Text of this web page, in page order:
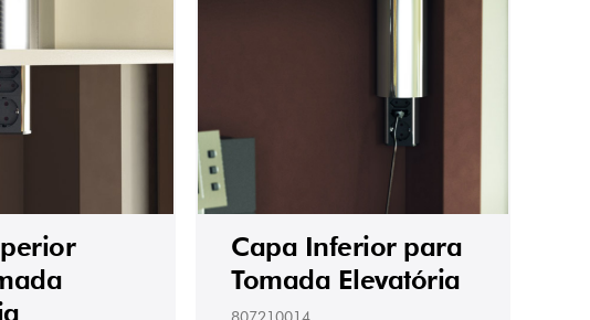
Capa Inferior para
Tomada Elevatória
807210014